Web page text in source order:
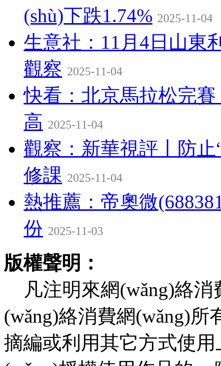
(shù)下跌1.74% 2025-11-04
生意社：11月4日山東
觀察 2025-11-04
快看：北京馬拉松完賽
高 2025-11-04
觀察：新華視評丨防
修課 2025-11-04
熱推薦：帝奧微
份 2025-11-03
版權聲明：
凡注明來網(wǎng)絡消費
(wǎng)絡消費網(wǎng)所
摘編或利用其它方式使用